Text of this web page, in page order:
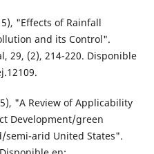
"Effects of Rainfall
and its Control".
29, (2), 214-220. Disponible
"A Review of Applicability
Development/green
arid United States".